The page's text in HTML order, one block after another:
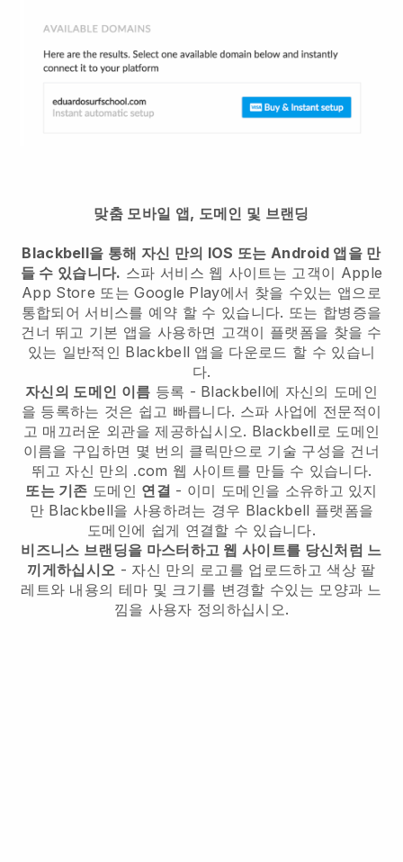
맞춤 모바일 앱, 도메인 및 브랜딩
Blackbell을 통해 자신 만의 IOS 또는 Android 앱을 만
들 수 있습니다. 스파 서비스 웹 사이트는 고객이 Apple
App Store 또는 Google Play에서 찾을 수있는 앱으로
통합되어 서비스를 예약 할 수 있습니다. 또는 합병증을
건너 뛰고 기본 앱을 사용하면 고객이 플랫폼을 찾을 수
있는 일반적인 Blackbell 앱을 다운로드 할 수 있습니
다.
자신의 도메인 이름 등록 - Blackbell에 자신의 도메인
을 등록하는 것은 쉽고 빠릅니다. 스파 사업에 전문적이
고 매끄러운 외관을 제공하십시오. Blackbell로 도메인
이름을 구입하면 몇 번의 클릭만으로 기술 구성을 건너
뛰고 자신 만의 .com 웹 사이트를 만들 수 있습니다.
또는 기존 도메인 연결 - 이미 도메인을 소유하고 있지
만 Blackbell을 사용하려는 경우 Blackbell 플랫폼을
도메인에 쉽게 연결할 수 있습니다.
비즈니스 브랜딩을 마스터하고 웹 사이트를 당신처럼 느
끼게하십시오 - 자신 만의 로고를 업로드하고 색상 팔
레트와 내용의 테마 및 크기를 변경할 수있는 모양과 느
낌을 사용자 정의하십시오.